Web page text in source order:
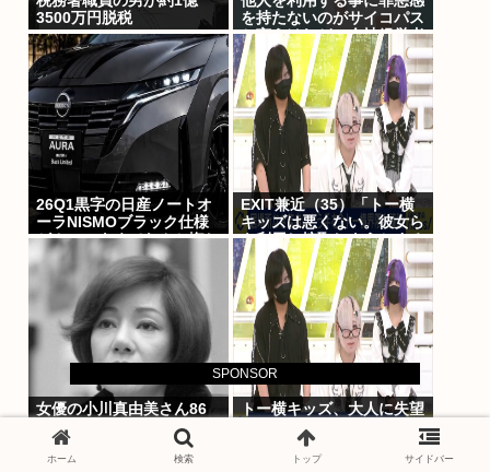
SPONSOR
3500万円脱税
を持たないのがサイコパス
と言うけれど、会社経営者
ってそんなもんだろ？
26Q1黒字の日産ノートオ
ーラNISMOブラック仕様
がカッコよくてなんか悔し
い
EXIT兼近（35）「トー横
キッズは悪くない。彼女ら
を利用し搾取しようとする
悪い大人たちが問題」
女優の小川真由美さん86
歳で死去 晩年は家さえ失
くしていたことが判明
トー横キッズ、大人に失望
「相談しても具体的に何も
してくれなくて傷つく。福
祉は自由が奪われる」
ホーム 検索 トップ サイドバー